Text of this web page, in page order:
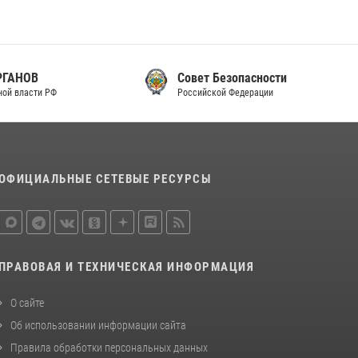
В Челябинске росгвардейцы задержали
злоумышленников, напавших на бригаду
конференция по обобщению боевого опыта
Совет Безопасности
Российской Федерации
СЕТЕВЫЕ РЕСУРСЫ
ПРАВОВАЯ И ТЕХНИЧЕСКАЯ ИНФОРМАЦИЯ
О сайте
Об использовании информации сайта
Правила обработки персональных данных